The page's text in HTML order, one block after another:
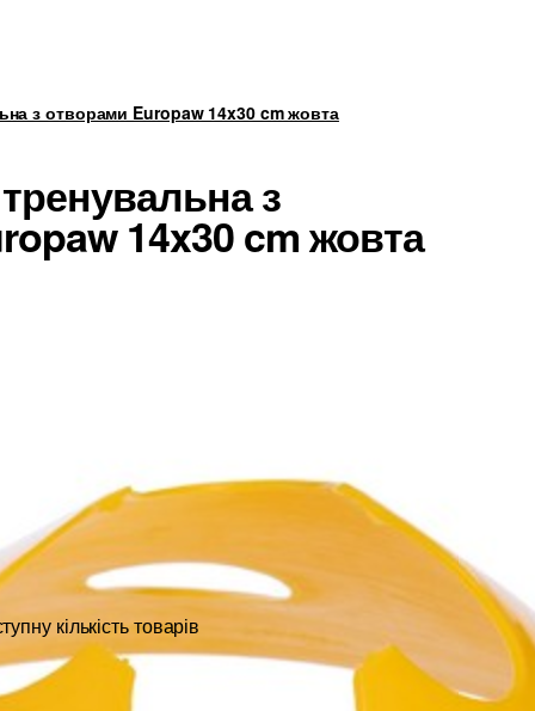
з отворами Europaw 14x30 cm жовта
з
14x30 cm жовта
кількість товарів